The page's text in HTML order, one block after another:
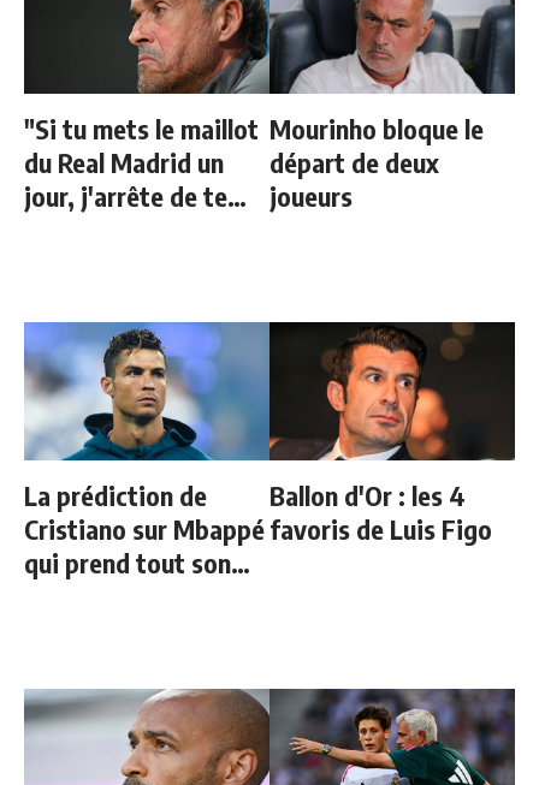
"Si tu mets le maillot
du Real Madrid un
jour, j'arrête de te
Mourinho bloque le
départ de deux
joueurs
La prédiction de
Cristiano sur Mbappé
qui prend tout son
Ballon d'Or : les 4
favoris de Luis Figo